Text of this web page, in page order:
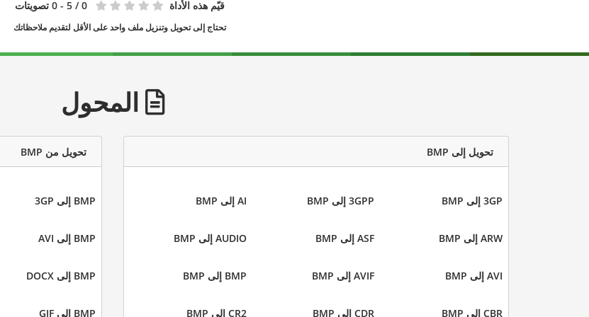
قيّم هذه الأداة 0 / 5 - 0 تصويتات
تحتاج إلى تحويل وتنزيل ملف واحد على الأقل لتقديم ملاحظاتك
المحول
تحويل إلى BMP
3GP إلى BMP 3GPP إلى BMP AI إلى BMP
ARW إلى BMP ASF إلى BMP AUDIO إلى BMP
AVI إلى BMP AVIF إلى BMP BMP إلى BMP
CBR إلى BMP CDR إلى BMP CR2 إلى BMP
تحويل من BMP
BMP إلى 3GP
BMP إلى AVI
BMP إلى DOCX
BMP إلى GIF